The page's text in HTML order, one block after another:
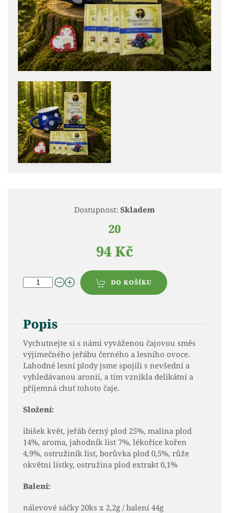
Dostupnost: Skladem
20
94 Kč
DO KOŠÍKU
Popis
Vychutnejte si s námi vyváženou čajovou směs
výjimečného jeřábu černého a lesního ovoce.
Lahodné lesní plody jsme spojili s nevšední a
vyhledávanou aronií, a tím vznikla delikátní a
příjemná chuť tohoto čaje.
Složení:
ibišek květ, jeřáb černý plod 25%, malina plod
14%, aroma, jahodník list 7%, lékořice kořen
4,9%, ostružiník list, borůvka plod 0,5%, růže
okvětní lístky, ostružina plod extrakt 0,1%
Balení:
nálevové sáčky 20ks x 2,2g / balení 44g